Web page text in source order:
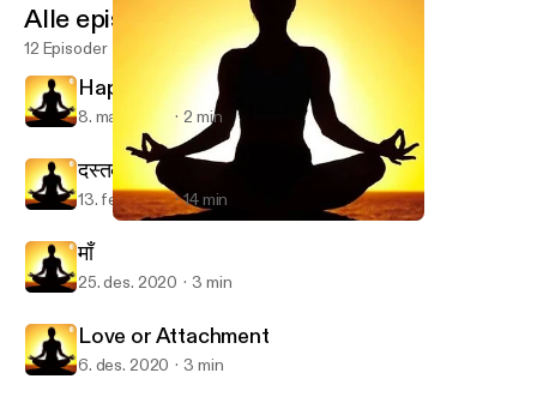
Alle episoder
12 Episoder
Happy Women's day
8. mars 2021 2 min
दस्तक
13. feb. 2021 14 min
माँ
25. des. 2020 3 min
Love or Attachment
6. des. 2020 3 min